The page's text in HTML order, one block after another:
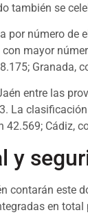
también se
número de
mayor
Granada,
entre las
La
Cádiz,
y
contarán este
en total